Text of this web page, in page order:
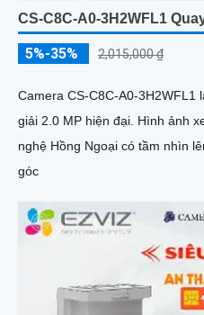
CS-C8C-A0-3H2WFL1
5%-35% 2,015,000 ₫
Camera CS-C8C-A0-3H2WFL1
giải 2.0 MP hiện đại. Hình ảnh xem ban đêm đẹp nhờ công
nghệ Hồng Ngoại có tầm nhìn
góc